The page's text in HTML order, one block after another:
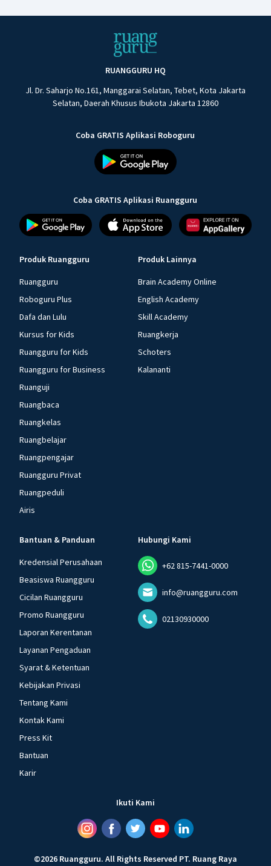
RUANGGURU HQ
Jl. Dr. Saharjo No.161, Manggarai Selatan, Tebet, Kota Jakarta
Selatan, Daerah Khusus Ibukota Jakarta 12860
Coba GRATIS Aplikasi Roboguru
Coba GRATIS Aplikasi Ruangguru
Produk Ruangguru
Ruangguru
Roboguru Plus
Dafa dan Lulu
Kursus for Kids
Ruangguru for Kids
Ruangguru for Business
Ruanguji
Ruangbaca
Ruangkelas
Ruangbelajar
Ruangpengajar
Ruangguru Privat
Ruangpeduli
Airis
Produk Lainnya
Brain Academy Online
English Academy
Skill Academy
Ruangkerja
Schoters
Kalananti
Bantuan & Panduan
Kredensial Perusahaan
Beasiswa Ruangguru
Cicilan Ruangguru
Promo Ruangguru
Laporan Kerentanan
Layanan Pengaduan
Syarat & Ketentuan
Kebijakan Privasi
Tentang Kami
Kontak Kami
Press Kit
Bantuan
Karir
Hubungi Kami
+62 815-7441-0000
info@ruangguru.com
02130930000
Ikuti Kami
©2026 Ruangguru. All Rights Reserved PT. Ruang Raya